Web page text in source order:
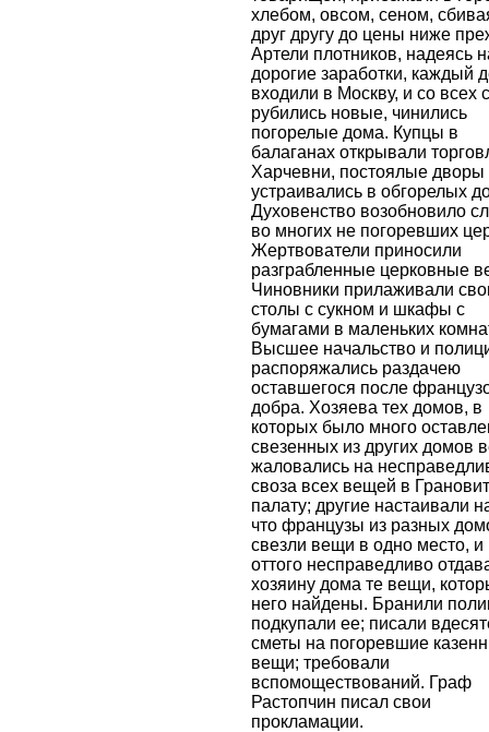
хлебом, овсом, сеном,
друг другу до цены ниже
Артели плотников, надеясь
дорогие заработки, каждый
входили в Москву, и со всех
рубились новые, чинились
погорелые дома. Купцы в
балаганах открывали
Харчевни, постоялые дворы
устраивались в обгорелых
Духовенство возобновило
во многих не погоревших
Жертвователи приносили
разграбленные церковные
Чиновники прилаживали
столы с сукном и шкафы с
бумагами в маленьких
Высшее начальство и
распоряжались раздачею
оставшегося после
добра. Хозяева тех домов, в
которых было много
свезенных из других домов
жаловались на
своза всех вещей в
палату; другие настаивали
что французы из разных
свезли вещи в одно место, и
оттого несправедливо
хозяину дома те вещи,
него найдены. Бранили
подкупали ее; писали
сметы на погоревшие
вещи; требовали
вспомоществований. Граф
Растопчин писал свои
прокламации.